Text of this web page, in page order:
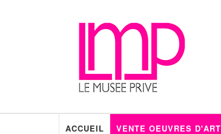
ACCUEIL VENTE OEUVRES D'ART